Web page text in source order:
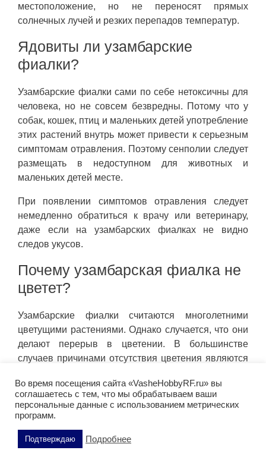
местоположение, но не переносят прямых
солнечных лучей и резких перепадов температур.
Ядовиты ли узамбарские
фиалки?
Узамбарские фиалки сами по себе нетоксичны для
человека, но не совсем безвредны. Потому что у
собак, кошек, птиц и маленьких детей употребление
этих растений внутрь может привести к серьезным
симптомам отравления. Поэтому сенполии следует
размещать в недоступном для животных и
маленьких детей месте.
При появлении симптомов отравления следует
немедленно обратиться к врачу или ветеринару,
даже если на узамбарских фиалках не видно
следов укусов.
Почему узамбарская фиалка не
цветет?
Узамбарские фиалки считаются многолетними
цветущими растениями. Однако случается, что они
делают перерыв в цветении. В большинстве
случаев причинами отсутствия цветения являются
удобрений или сквозняк.
Причина: Неподходящее местоположение
Решение: разместите растение в правильном
месте.
Во время посещения сайта «VasheHobbyRF.ru» вы
соглашаетесь с тем, что мы обрабатываем ваши
персональные данные с использованием метрических
программ.
Подтверждаю Подробнее